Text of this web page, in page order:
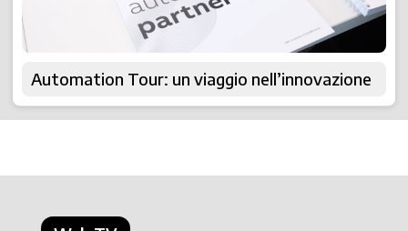
Automation Tour: un viaggio nell’innovazione